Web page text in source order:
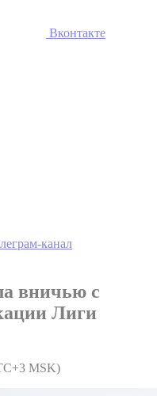
Вконтакте
канал
вничью с
Лиги
MSK)